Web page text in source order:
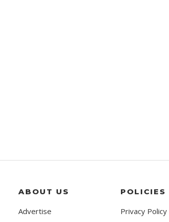
ABOUT US
Advertise
POLICIES
Privacy Policy